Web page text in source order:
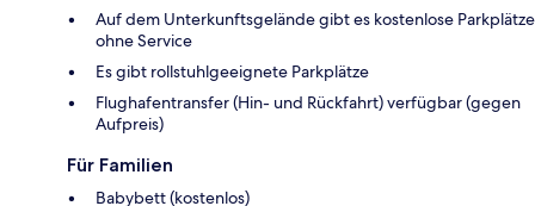
Auf dem Unterkunftsgelände gibt es kostenlose Parkplätze
ohne Service
Es gibt rollstuhlgeeignete Parkplätze
Flughafentransfer (Hin- und Rückfahrt) verfügbar (gegen
Aufpreis)
Für Familien
Babybett (kostenlos)